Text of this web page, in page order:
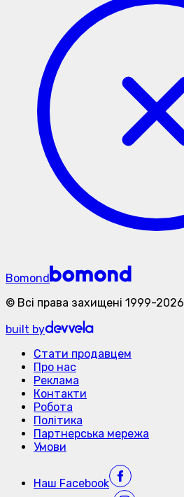
Bomond
© Всі права захищені 1999-2026
built by
Стати продавцем
Про нас
Реклама
Контакти
Робота
Політика
Партнерська мережа
Умови
Наш Facebook